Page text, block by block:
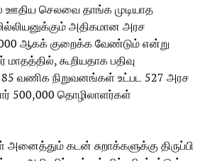
ஊதிய செலவை தாங்க முடியாத
அதிகமான அரச
ஆகக் குறைக்க வேண்டும் என்று
கூறியதாக பதிவு
வணிக நிறுவனங்கள் உட்பட 527 அரச
500,000 தொழிலாளர்கள்
கடன் சுறாக்களுக்கு திருப்பி